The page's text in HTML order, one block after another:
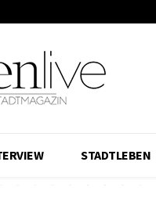
STADTLEBEN